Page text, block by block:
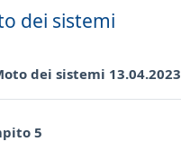
dei sistemi
dei sistemi 13.04.2023
5